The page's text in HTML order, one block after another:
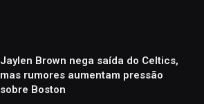
Jaylen Brown nega saída do Celtics,
mas rumores aumentam pressão
sobre Boston